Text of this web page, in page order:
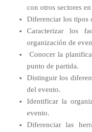
con otros sectores
Diferenciar los tipos
Caracterizar los
organización de
Conocer la
punto de partida.
Distinguir los
del evento.
Identificar la
evento.
Diferenciar las